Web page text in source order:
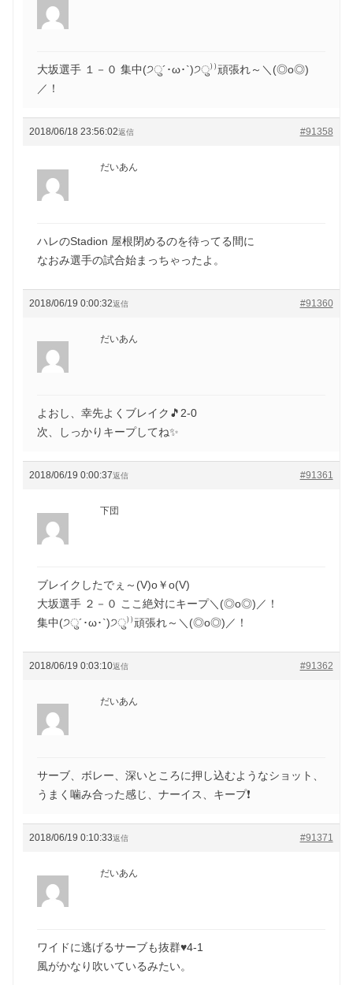
大坂選手 １－０ 集中(੭ु´･ω･`)੭ु⁾⁾頑張れ～＼(◎o◎)
／！
2018/06/18 23:56:02 #91358
返信
だいあん
ハレのStadion 屋根閉めるのを待ってる間に
なおみ選手の試合始まっちゃったよ。
2018/06/19 0:00:32 #91360
返信
だいあん
よおし、幸先よくブレイク🎵2-0
次、しっかりキープしてね✨
2018/06/19 0:00:37 #91361
返信
下団
ブレイクしたでぇ～(V)o￥o(V)
大坂選手 ２－０ ここ絶対にキープ＼(◎o◎)／！
集中(੭ु´･ω･`)੭ु⁾⁾頑張れ～＼(◎o◎)／！
2018/06/19 0:03:10 #91362
返信
だいあん
サーブ、ボレー、深いところに押し込むようなショット、
うまく噛み合った感じ、ナーイス、キープ❗
2018/06/19 0:10:33 #91371
返信
だいあん
ワイドに逃げるサーブも抜群♥️4-1
風がかなり吹いているみたい。